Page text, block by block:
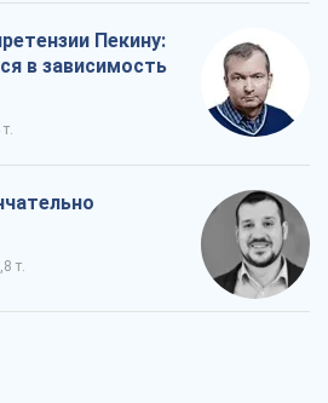
Пекину:
в зависимость
т.